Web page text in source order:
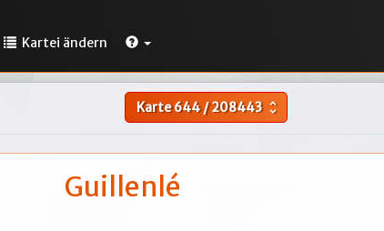
Kartei ändern
Karte644/208443 unfold_more
Guillenlé